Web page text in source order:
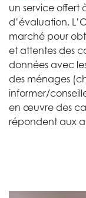
un service offert
d’évaluation.
marché pour
et attentes des
données avec
des ménages
informer/
en œuvre des
répondent aux